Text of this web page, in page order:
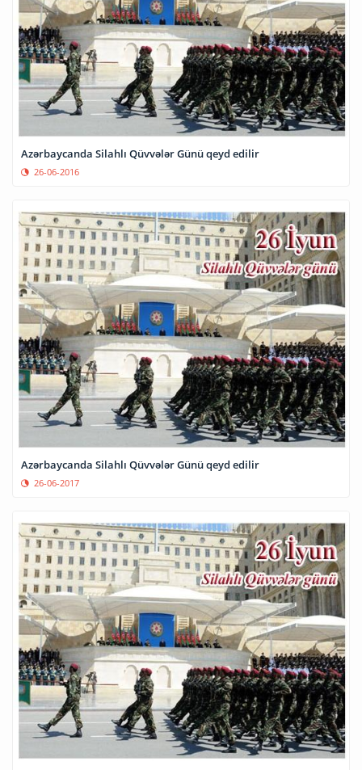
Azərbaycanda Silahlı Qüvvələr Günü qeyd edilir
26-06-2016
Azərbaycanda Silahlı Qüvvələr Günü qeyd edilir
26-06-2017